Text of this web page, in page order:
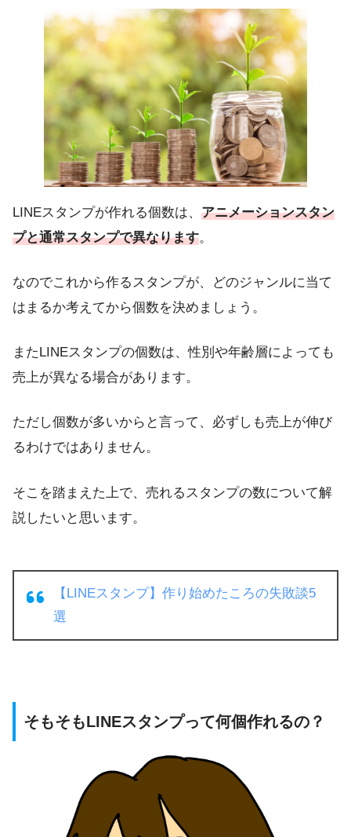
LINEスタンプが作れる個数は、 アニメーションスタン
プと通常スタンプで異なります。
なのでこれから作るスタンプが、どのジャンルに当て
はまるか考えてから個数を決めましょう。
またLINEスタンプの個数は、性別や年齢層によっても
売上が異なる場合があります。
ただし個数が多いからと言って、必ずしも売上が伸び
るわけではありません。
そこを踏まえた上で、売れるスタンプの数について解
説したいと思います。
【LINEスタンプ】作り始めたころの失敗談5
選
そもそもLINEスタンプって何個作れるの？